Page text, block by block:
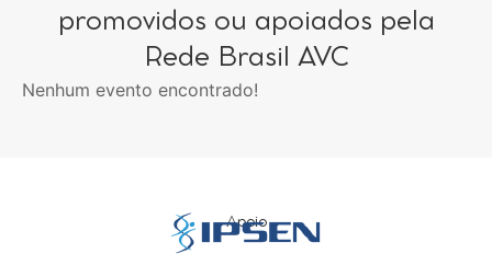
promovidos ou apoiados pela
Rede Brasil AVC
Nenhum evento encontrado!
Apoio